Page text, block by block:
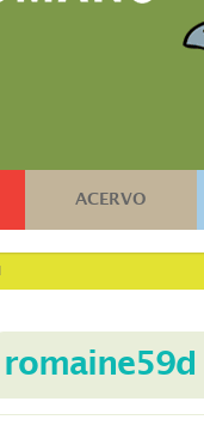
ACERVO
romaine59d